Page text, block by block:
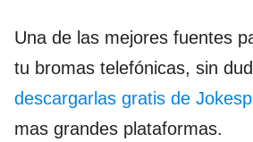
Una de las mejores fuentes
tu bromas telefónicas, sin
descargarlas gratis de
mas grandes plataformas.